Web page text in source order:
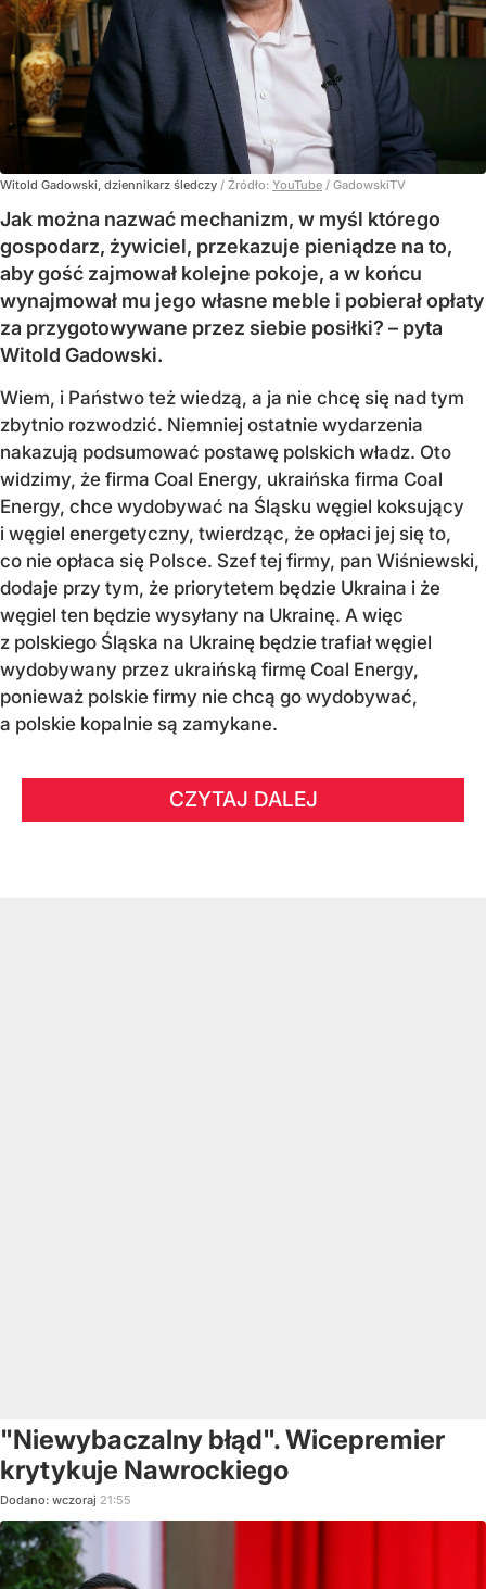
Witold Gadowski, dziennikarz śledczy / Źródło: YouTube / GadowskiTV
Jak można nazwać mechanizm, w myśl którego
gospodarz, żywiciel, przekazuje pieniądze na to,
aby gość zajmował kolejne pokoje, a w końcu
wynajmował mu jego własne meble i pobierał opłaty
za przygotowywane przez siebie posiłki? – pyta
Witold Gadowski.
Wiem, i Państwo też wiedzą, a ja nie chcę się nad tym
zbytnio rozwodzić. Niemniej ostatnie wydarzenia
nakazują podsumować postawę polskich władz. Oto
widzimy, że firma Coal Energy, ukraińska firma Coal
Energy, chce wydobywać na Śląsku węgiel koksujący
i węgiel energetyczny, twierdząc, że opłaci jej się to,
co nie opłaca się Polsce. Szef tej firmy, pan Wiśniewski,
dodaje przy tym, że priorytetem będzie Ukraina i że
węgiel ten będzie wysyłany na Ukrainę. A więc
z polskiego Śląska na Ukrainę będzie trafiał węgiel
wydobywany przez ukraińską firmę Coal Energy,
ponieważ polskie firmy nie chcą go wydobywać,
a polskie kopalnie są zamykane.
CZYTAJ DALEJ
"Niewybaczalny błąd". Wicepremier
krytykuje Nawrockiego
Dodano: wczoraj 21:55